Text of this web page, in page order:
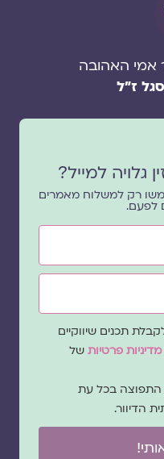
האהובה
ז"ל
למייל?
רק למשלוח מאמרים
תכנים שיווקיים
פרטיותשל
בכל עת